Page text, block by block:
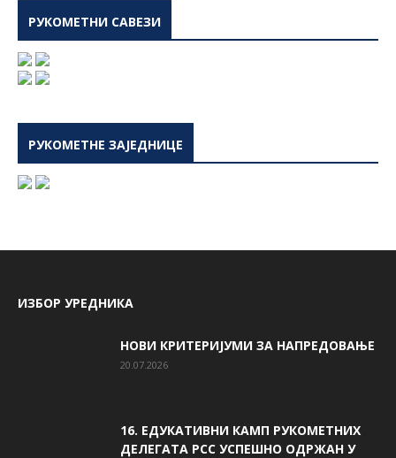
РУКОМЕТНИ САВЕЗИ
РУКОМЕТНЕ ЗАЈЕДНИЦЕ
ИЗБОР УРЕДНИКА
НОВИ КРИТЕРИЈУМИ ЗА НАПРЕДОВАЊЕ
20.07.2026
16. ЕДУКАТИВНИ КАМП РУКОМЕТНИХ
ДЕЛЕГАТА РСС УСПЕШНО ОДРЖАН У